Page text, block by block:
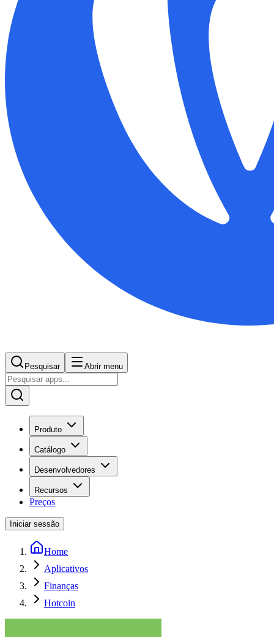
Pesquisar Abrir menu
Produto
Catálogo
Desenvolvedores
Recursos
Preços
Iniciar sessão
Home
Aplicativos
Finanças
Hotcoin